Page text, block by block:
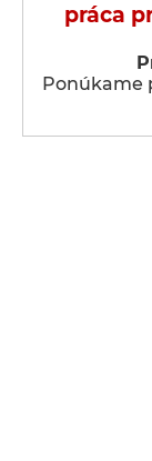
práca
Ponúkame